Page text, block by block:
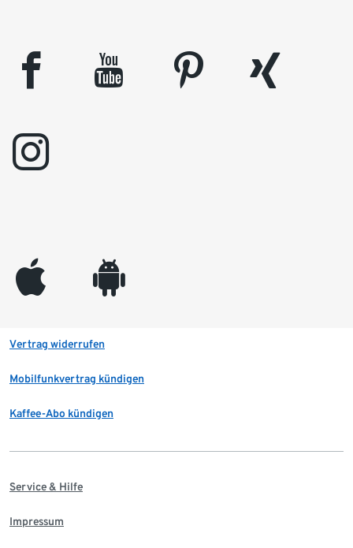
facebook youtube pinterest
xing
instagram
appleinc android
Vertrag widerrufen
Mobilfunkvertrag kündigen
Kaffee-Abo kündigen
Service & Hilfe
Impressum